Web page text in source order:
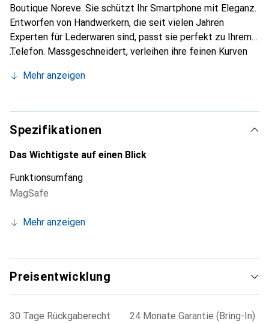
Boutique Noreve. Sie schützt Ihr Smartphone mit Eleganz.
Entworfen von Handwerkern, die seit vielen Jahren
Experten für Lederwaren sind, passt sie perfekt zu Ihrem
Telefon. Massgeschneidert, verleihen ihre feinen Kurven
unverzichtbaren Accessoire für Ihr Smartphone.
die Marke Noreve eine sichere Wahl für eine
anspruchsvolle Klientel.
Mehr anzeigen
Spezifikationen
Das Wichtigste auf einen Blick
Funktionsumfang
MagSafe
Mehr anzeigen
Preisentwicklung
30 Tage Rückgaberecht
24 Monate Garantie (Bring-In)